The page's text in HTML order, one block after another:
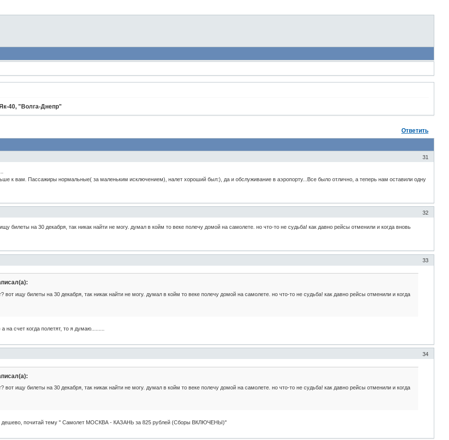
40, "Волга-Днепр"
Ответить
31
к вам. Пассажиры нормальные( за маленьким исключением), налет хороший был:), да и обслуживание в аэропорту...Все было отлично, а теперь нам оставили одну
32
билеты на 30 декабря, так никак найти не могу. думал в койм то веке полечу домой на самолете. но что-то не судьба! как давно рейсы отменили и когда вновь
33
вот ищу билеты на 30 декабря, так никак найти не могу. думал в койм то веке полечу домой на самолете. но что-то не судьба! как давно рейсы отменили и когда
счет когда полетят, то я думаю.........
34
вот ищу билеты на 30 декабря, так никак найти не могу. думал в койм то веке полечу домой на самолете. но что-то не судьба! как давно рейсы отменили и когда
дешево, почитай тему " Самолет МОСКВА - КАЗАНЬ за 825 рублей (Сборы ВКЛЮЧЕНЫ)"